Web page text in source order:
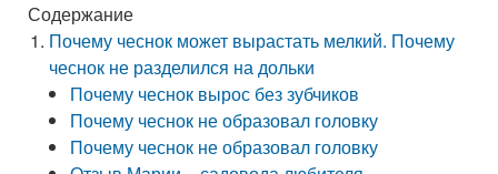
Содержание
Почему чеснок может вырастать мелкий. Почему
чеснок не разделился на дольки
Почему чеснок вырос без зубчиков
Почему чеснок не образовал головку
Почему чеснок не образовал головку